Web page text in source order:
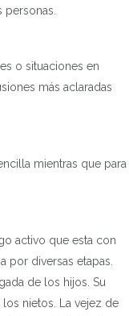
personas.
o situaciones en
más aclaradas
mientras que para
activo que esta con
por diversas etapas.
de los hijos. Su
nietos. La vejez de